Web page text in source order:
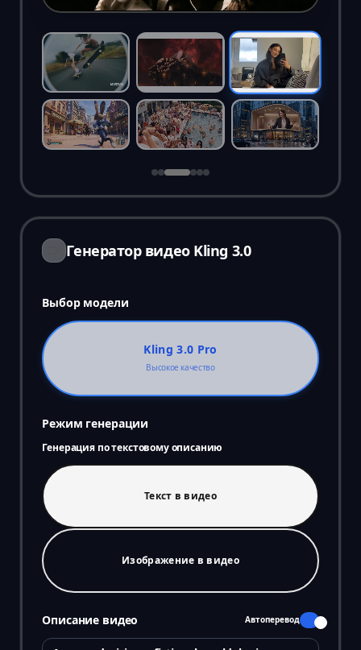
Генератор видео Kling 3.0
Выбор модели
Kling 3.0 Pro
Высокое качество
Режим генерации
Генерация по текстовому описанию
Текст в видео
Изображение в видео
Описание видео Автоперевод